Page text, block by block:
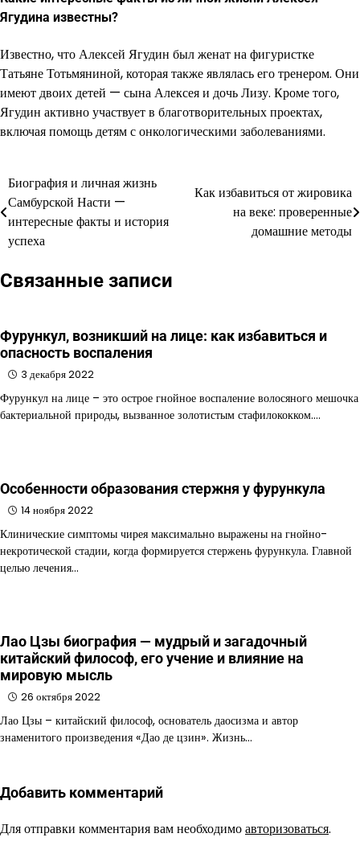
Ягудина известны?
Известно, что Алексей Ягудин был женат на фигуристке
Татьяне Тотьмяниной, которая также являлась его тренером. Они
имеют двоих детей — сына Алексея и дочь Лизу. Кроме того,
Ягудин активно участвует в благотворительных проектах,
включая помощь детям с онкологическими заболеваниями.
Навигация
по
записям
Биография и личная жизнь
Самбурской Насти —
интересные факты и история
успеха
Как избавиться от жировика
на веке: проверенные
домашние методы
Связанные записи
Фурункул, возникший на лице: как избавиться и
опасность воспаления
3 декабря 2022
Фурункул на лице – это острое гнойное воспаление волосяного мешочка
бактериальной природы, вызванное золотистым стафилококком.…
Особенности образования стержня у фурункула
14 ноября 2022
Клинические симптомы чирея максимально выражены на гнойно-
некротической стадии, когда формируется стержень фурункула. Главной
целью лечения…
Лао Цзы биография — мудрый и загадочный
китайский философ, его учение и влияние на
мировую мысль
26 октября 2022
Лао Цзы – китайский философ, основатель даосизма и автор
знаменитого произведения «Дао де цзин». Жизнь…
Добавить комментарий
Для отправки комментария вам необходимоавторизоваться.